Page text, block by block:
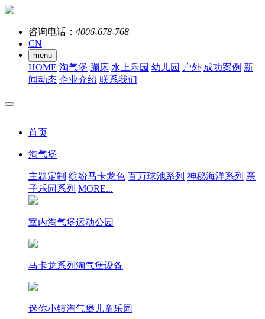
咨询电话： 4006-678-768
CN
menu
HOME 淘气堡 蹦床 水上乐园 幼儿园 户外 成功案例 新
闻动态 企业介绍 联系我们
首页
淘气堡
主题定制 缤纷马卡龙色 百万球池系列 神秘海洋系列 亲
子乐园系列 MORE...
室内淘气堡运动公园
马卡龙系列淘气堡设备
迷你小镇淘气堡儿童乐园